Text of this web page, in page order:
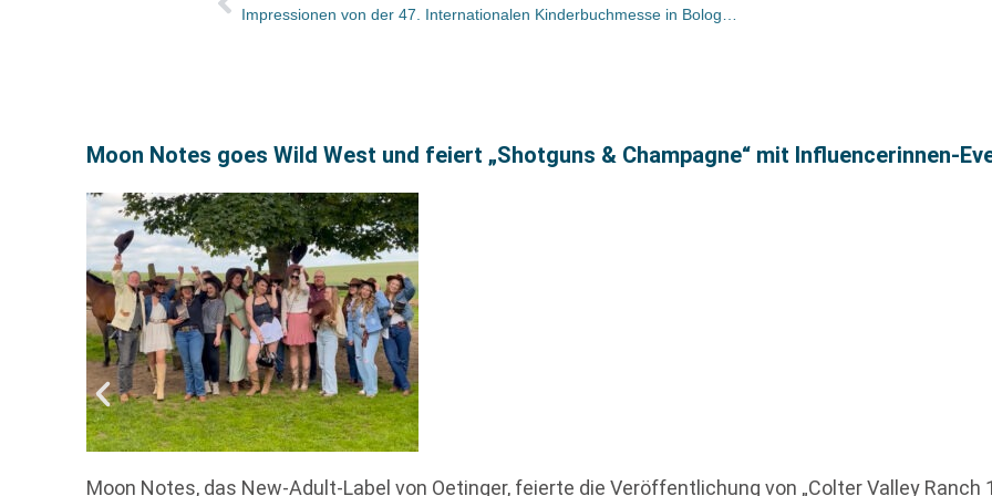
Moon Notes goes Wild West und feiert „Shotguns & Champagne“ mit Influencerinnen-
Moon Notes, das New-Adult-Label von Oetinger, feierte die Veröffentlichung von „Colter Valley Ranch